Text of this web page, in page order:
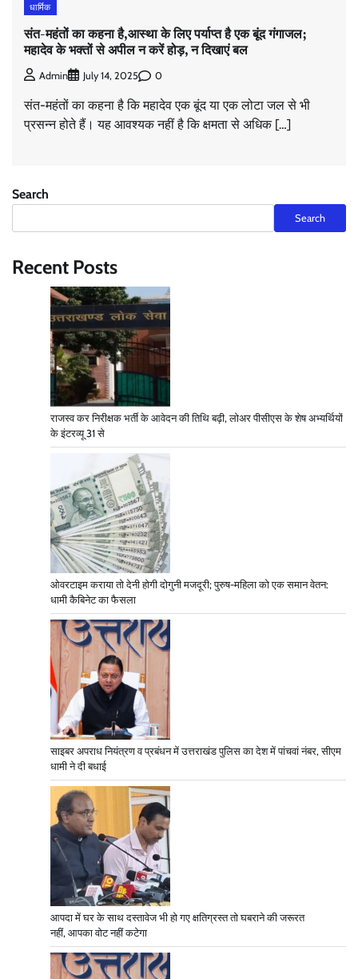
धार्मिक
संत-महंतों का कहना है,आस्था के लिए पर्याप्त है एक बूंद गंगाजल;
महादेव के भक्तों से अपील न करें होड़, न दिखाएं बल
Admin July 14, 2025 0
संत-महंतों का कहना है कि महादेव एक बूंद या एक लोटा जल से भी
प्रसन्न होते हैं। यह आवश्यक नहीं है कि क्षमता से अधिक […]
Search
Search
Recent Posts
राजस्व कर निरीक्षक भर्ती के आवेदन की तिथि बढ़ी, लोअर पीसीएस के शेष अभ्यर्थियों
के इंटरव्यू 31 से
ओवरटाइम कराया तो देनी होगी दोगुनी मजदूरी; पुरुष-महिला को एक समान वेतन:
धामी कैबिनेट का फैसला
साइबर अपराध नियंत्रण व प्रबंधन में उत्तराखंड पुलिस का देश में पांचवां नंबर, सीएम
धामी ने दी बधाई
आपदा में घर के साथ दस्तावेज भी हो गए क्षतिग्रस्त तो घबराने की जरूरत
नहीं, आपका वोट नहीं कटेगा